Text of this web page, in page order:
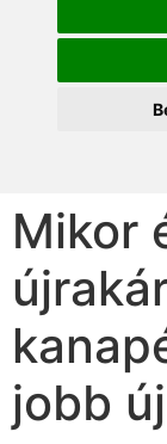
Mikor
jobb